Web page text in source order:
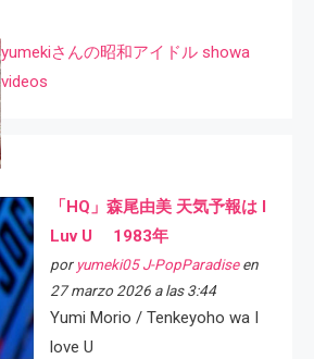
yumekiさんの昭和アイドル showa
videos
「HQ」森尾由美 天気予報は I
Luv U 1983年
por yumeki05 J-PopParadiseen
27 marzo 2026 a las 3:44
Yumi Morio / Tenkeyoho wa I
love U